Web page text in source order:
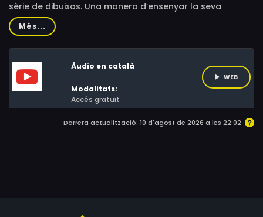
sèrie de dibuixos. Una manera d’ensenyar la seva
biografia als nins.
Més...
Àudio en català
Modalitats:
Accés gratuït
WEB
Darrera actualització: 10 d'agost de 2026 a les 22:02